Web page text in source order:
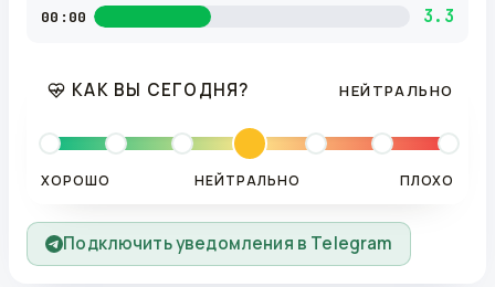
00:00 3.3
КАК ВЫ СЕГОДНЯ? НЕЙТРАЛЬНО
ХОРОШО НЕЙТРАЛЬНО ПЛОХО
Подключить уведомления в Telegram